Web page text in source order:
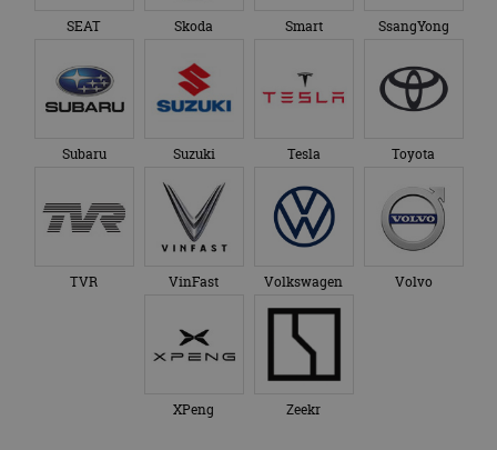
SEAT Skoda Smart SsangYong
Subaru Suzuki Tesla Toyota
TVR VinFast Volkswagen Volvo
XPeng Zeekr